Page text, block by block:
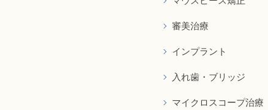
審美治療
インプラント
入れ歯・ブリッジ
マイクロスコープ治療